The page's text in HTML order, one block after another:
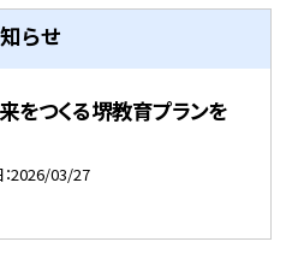
らせ
つくる堺教育プランを
2026/03/27